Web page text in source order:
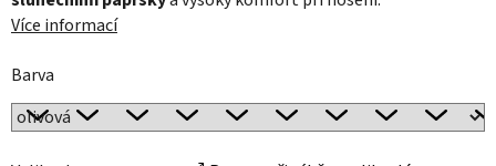
Více informací
Barva